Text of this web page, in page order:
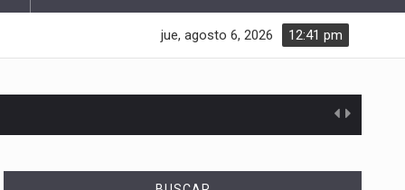
12:41 pm
jue, agosto 6, 2026